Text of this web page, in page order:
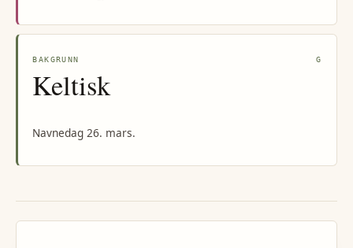
BAKGRUNN G
Keltisk
Navnedag 26. mars.